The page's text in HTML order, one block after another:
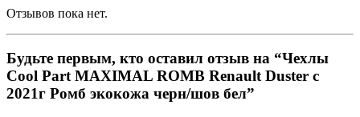
Отзывов пока нет.
Будьте первым, кто оставил отзыв на “Чехлы
Cool Part MAXIMAL ROMB Renault Duster с
2021г Ромб экокожа черн/шов бел”